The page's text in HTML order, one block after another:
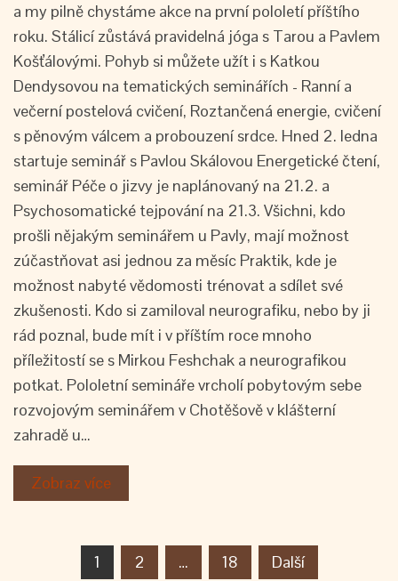
a my pilně chystáme akce na první pololetí příštího
roku. Stálicí zůstává pravidelná jóga s Tarou a Pavlem
Košťálovými. Pohyb si můžete užít i s Katkou
Dendysovou na tematických seminářích - Ranní a
večerní postelová cvičení, Roztančená energie, cvičení
s pěnovým válcem a probouzení srdce. Hned 2. ledna
startuje seminář s Pavlou Skálovou Energetické čtení,
seminář Péče o jizvy je naplánovaný na 21.2. a
Psychosomatické tejpování na 21.3. Všichni, kdo
prošli nějakým seminářem u Pavly, mají možnost
zúčastňovat asi jednou za měsíc Praktik, kde je
možnost nabyté vědomosti trénovat a sdílet své
zkušenosti. Kdo si zamiloval neurografiku, nebo by ji
rád poznal, bude mít i v příštím roce mnoho
příležitostí se s Mirkou Feshchak a neurografikou
potkat. Pololetní semináře vrcholí pobytovým sebe
rozvojovým seminářem v Chotěšově v klášterní
zahradě u…
Zobraz více
Stránkování
1 2 … 18 Další